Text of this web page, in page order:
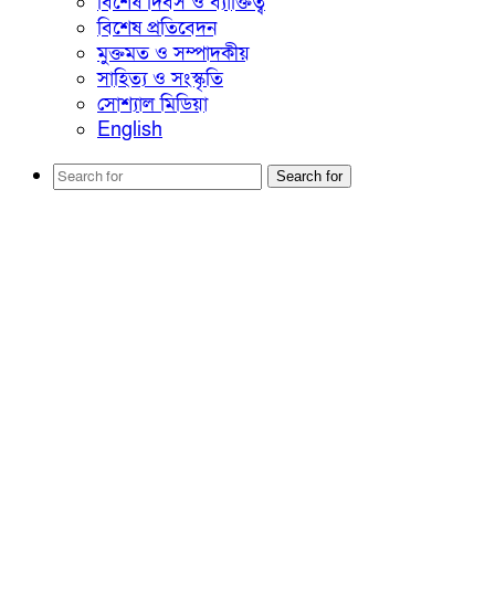
বিশেষ প্রতিবেদন
মুক্তমত ও সম্পাদকীয়
সাহিত্য ও সংস্কৃতি
সোশ্যাল মিডিয়া
English
Search for